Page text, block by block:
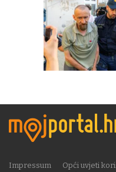
Impressum Opći uvjeti